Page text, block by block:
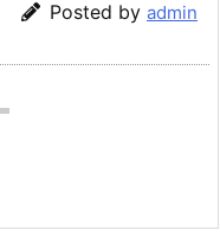
Posted by admin